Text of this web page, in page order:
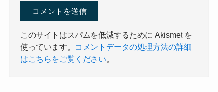
このサイトはスパムを低減するために Akismet を
使っています。
コメントデータの処理方法の詳細
はこちらをご覧ください。